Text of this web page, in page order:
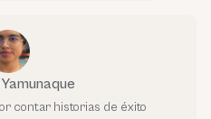
contar historias de éxito